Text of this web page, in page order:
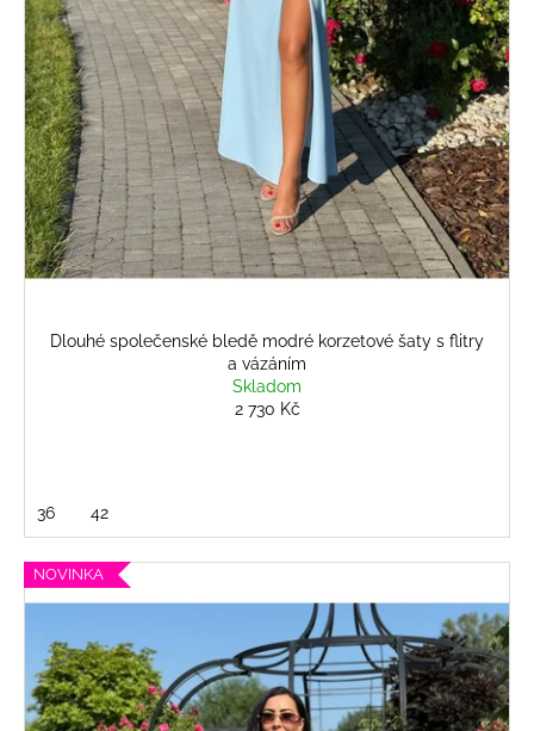
Dlouhé společenské bledě modré korzetové šaty s flitry
a vázáním
Skladom
2 730 Kč
36 42
NOVINKA
u
j
e
m
e
BLEDĚMODRÝ
STRUKTUROVANÝ
KOSTÝM
3